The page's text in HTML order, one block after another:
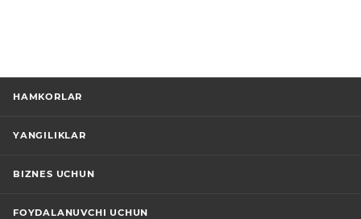
HAMKORLAR
YANGILIKLAR
BIZNES UCHUN
FOYDALANUVCHI UCHUN